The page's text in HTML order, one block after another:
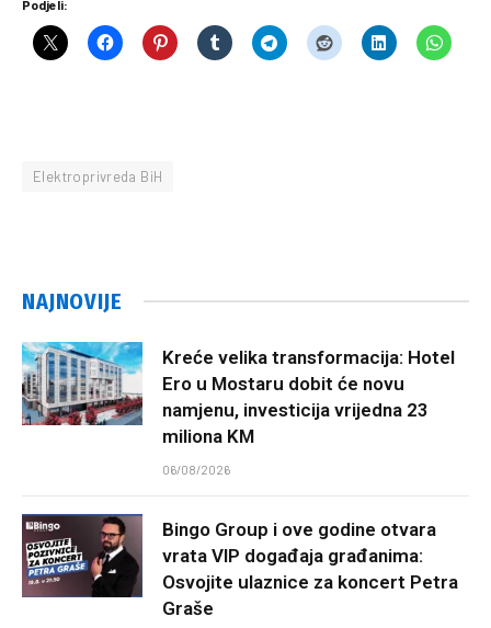
Podjeli:
Elektroprivreda BiH
NAJNOVIJE
Kreće velika transformacija: Hotel
Ero u Mostaru dobit će novu
namjenu, investicija vrijedna 23
miliona KM
06/08/2026
Bingo Group i ove godine otvara
vrata VIP događaja građanima:
Osvojite ulaznice za koncert Petra
Graše